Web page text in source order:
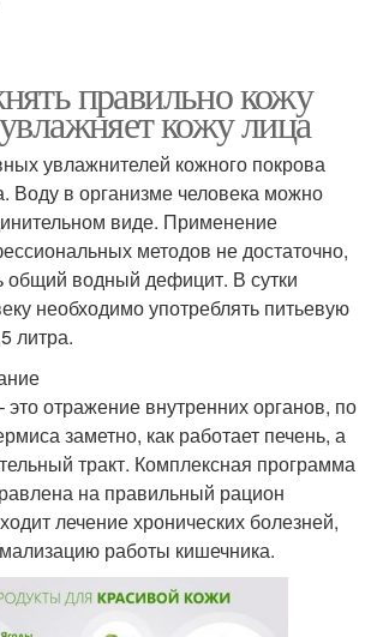
правильно кожу
кожу лица
увлажнителей кожного покрова
Воду в организме человека можно
виде. Применение
методов не достаточно,
общий водный дефицит. В сутки
необходимо употреблять питьевую
литра.
отражение внутренних органов, по
заметно, как работает печень, а
тракт. Комплексная программа
на правильный рацион
лечение хронических болезней,
работы кишечника.